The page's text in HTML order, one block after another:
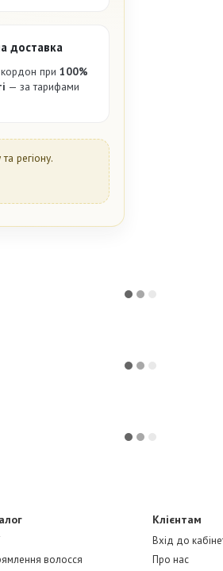
доставка
при 100%
— за тарифами
регіону.
волосся
Клієнтам
Вхід до
Про нас